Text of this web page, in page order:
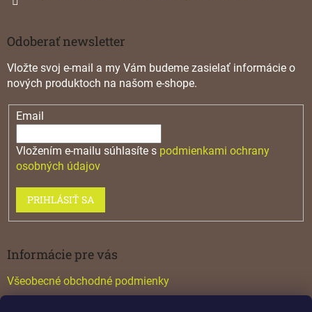
Odoberať newsletter
Vložte svoj e-mail a my Vám budeme zasielať informácie o
nových produktoch na našom e-shope.
Email
Vložením e-mailu súhlasíte s podmienkami ochrany
osobných údajov
PRIHLÁSIŤ SA
Informácie pre vás
Všeobecné obchodné podmienky